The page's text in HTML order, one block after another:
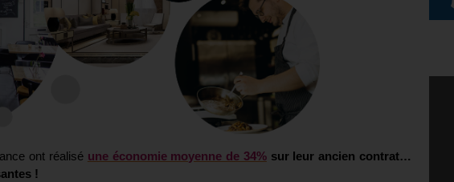
ont réalisé une économie moyenne de 34% sur leur ancien contrat…
!